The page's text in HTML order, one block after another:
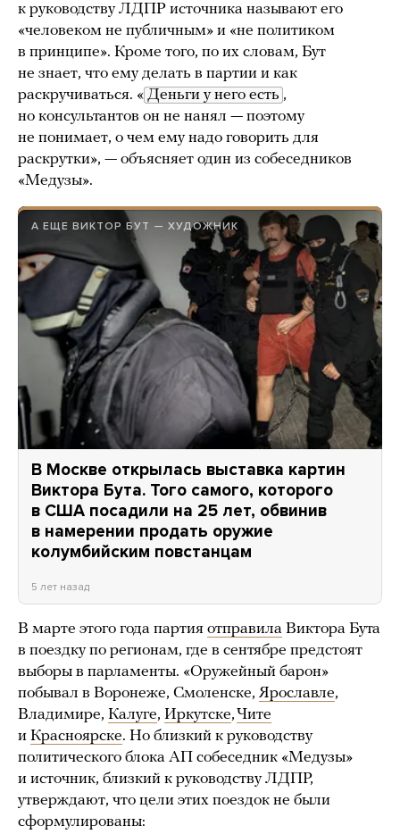
к руководству ЛДПР источника называют его
«человеком не публичным» и «не политиком
в принципе». Кроме того, по их словам, Бут
не знает, что ему делать в партии и как
раскручиваться. « Деньги у него есть ,
но консультантов он не нанял — поэтому
не понимает, о чем ему надо говорить для
раскрутки», — объясняет один из собеседников
«Медузы».
А ЕЩЕ ВИКТОР БУТ — ХУДОЖНИК
В Москве открылась выставка картин
Виктора Бута. Того самого, которого
в США посадили на 25 лет, обвинив
в намерении продать оружие
колумбийским повстанцам
5 лет назад
В марте этого года партия отправила Виктора Бута
в поездку по регионам, где в сентябре предстоят
выборы в парламенты. «Оружейный барон»
побывал в Воронеже, Смоленске, Ярославле,
Владимире, Калуге, Иркутске,Чите
и Красноярске. Но близкий к руководству
политического блока АП собеседник «Медузы»
и источник, близкий к руководству ЛДПР,
утверждают, что цели этих поездок не были
сформулированы: